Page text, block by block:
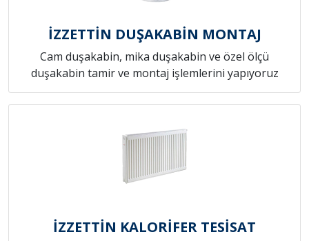
İZZETTİN DUŞAKABİN MONTAJ
Cam duşakabin, mika duşakabin ve özel ölçü
duşakabin tamir ve montaj işlemlerini yapıyoruz
İZZETTİN KALORİFER TESİSAT